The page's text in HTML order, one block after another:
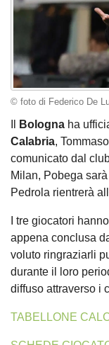
© foto di Federico De
Bologna ha
Calabria, Tommaso
comunicato dal
Milan, Pobega
Pedrola rientrerà
I tre giocatori
appena conclusa
voluto ringraziarli
durante il loro
diffuso attraverso i
TABELLONE